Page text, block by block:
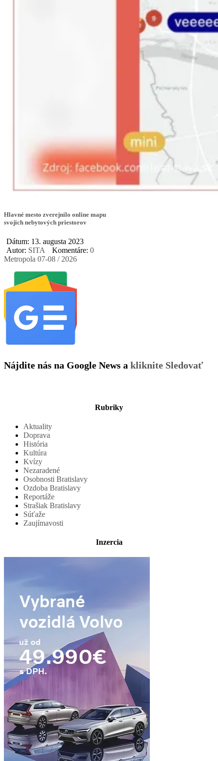
Hlavné mesto zverejnilo online mapu
svojich nebytových priestorov
Dátum: 13. augusta 2023
Autor: SITA Komentáre: 0
Metropola 07-08 / 2026
Nájdite nás na Google News a kliknite Sledovať
Rubriky
Aktuality
Doprava
História
Kultúra
Kvízy
Nezaradené
Osobnosti Bratislavy
Ozdoba Bratislavy
Reportáže
Strašiak Bratislavy
Súťaže
Zaujímavosti
Inzercia